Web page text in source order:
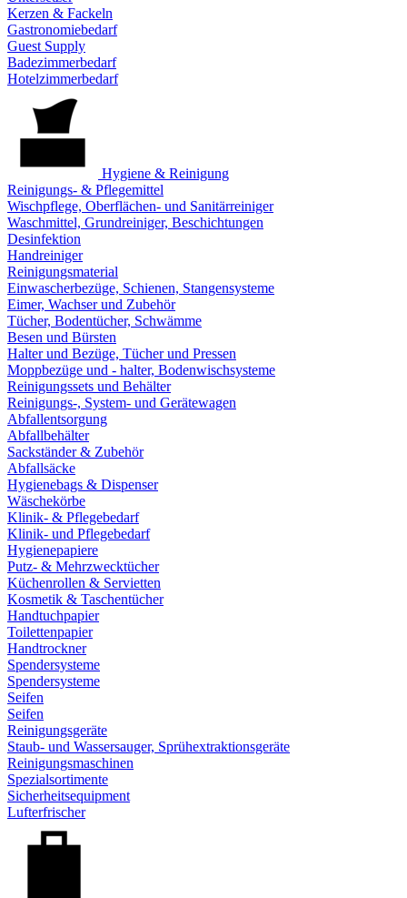
Kerzen & Fackeln
Gastronomiebedarf
Guest Supply
Badezimmerbedarf
Hotelzimmerbedarf
Hygiene & Reinigung
Reinigungs- & Pflegemittel
Wischpflege, Oberflächen- und Sanitärreiniger
Waschmittel, Grundreiniger, Beschichtungen
Desinfektion
Handreiniger
Reinigungsmaterial
Einwascherbezüge, Schienen, Stangensysteme
Eimer, Wachser und Zubehör
Tücher, Bodentücher, Schwämme
Besen und Bürsten
Halter und Bezüge, Tücher und Pressen
Moppbezüge und - halter, Bodenwischsysteme
Reinigungssets und Behälter
Reinigungs-, System- und Gerätewagen
Abfallentsorgung
Abfallbehälter
Sackständer & Zubehör
Abfallsäcke
Hygienebags & Dispenser
Wäschekörbe
Klinik- & Pflegebedarf
Klinik- und Pflegebedarf
Hygienepapiere
Putz- & Mehrzwecktücher
Küchenrollen & Servietten
Kosmetik & Taschentücher
Handtuchpapier
Toilettenpapier
Handtrockner
Spendersysteme
Spendersysteme
Seifen
Seifen
Reinigungsgeräte
Staub- und Wassersauger, Sprühextraktionsgeräte
Reinigungsmaschinen
Spezialsortimente
Sicherheitsequipment
Lufterfrischer